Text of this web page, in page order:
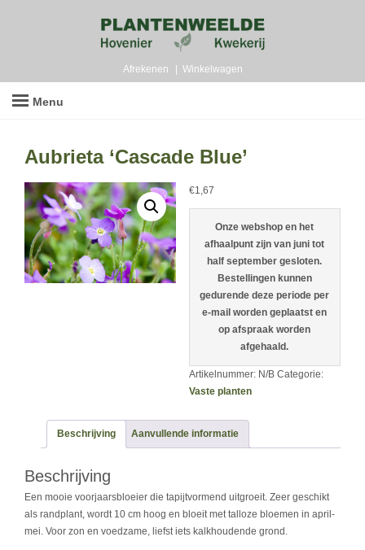
Afrekenen Winkelwagen
Menu
Aubrieta ‘Cascade Blue’
€1,67
Onze webshop en het
afhaalpunt zijn van juni tot
half september gesloten.
Bestellingen kunnen
gedurende deze periode per
e-mail worden geplaatst en
op afspraak worden
afgehaald.
Artikelnummer: N/B Categorie:
Vaste planten
Beschrijving Aanvullende informatie
Beschrijving
Een mooie voorjaarsbloeier die tapijtvormend uitgroeit. Zeer geschikt
als randplant, wordt 10 cm hoog en bloeit met talloze bloemen in april-
mei. Voor zon en voedzame, liefst iets kalkhoudende grond.